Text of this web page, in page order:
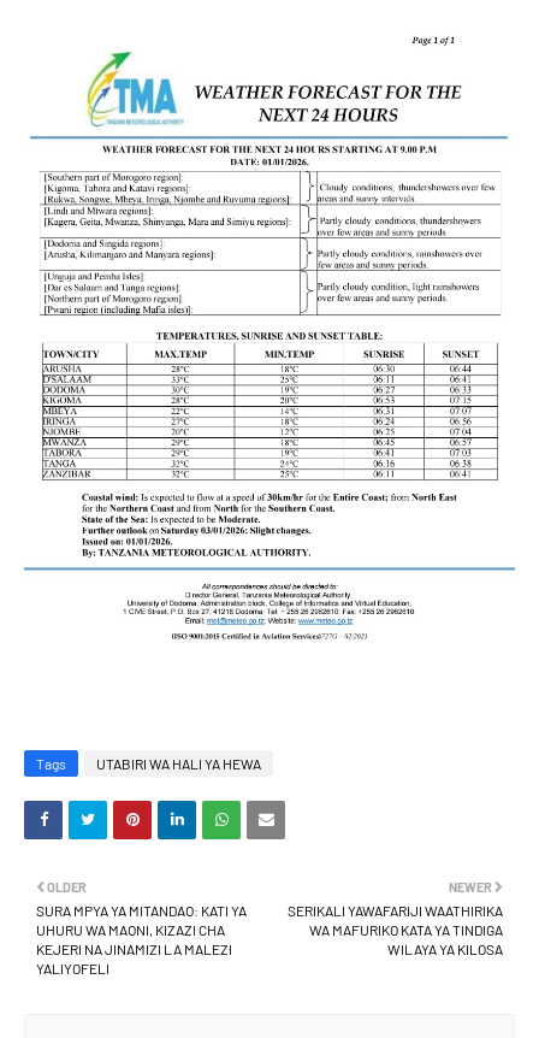
Tags UTABIRI WA HALI YA HEWA
NEWER
SERIKALI YAWAFARIJI WAATHIRIKA
WA MAFURIKO KATA YA TINDIGA
WILAYA YA KILOSA
OLDER
SURA MPYA YA MITANDAO: KATI YA
UHURU WA MAONI, KIZAZI CHA
KEJERI NA JINAMIZI LA MALEZI
YALIYOFELI